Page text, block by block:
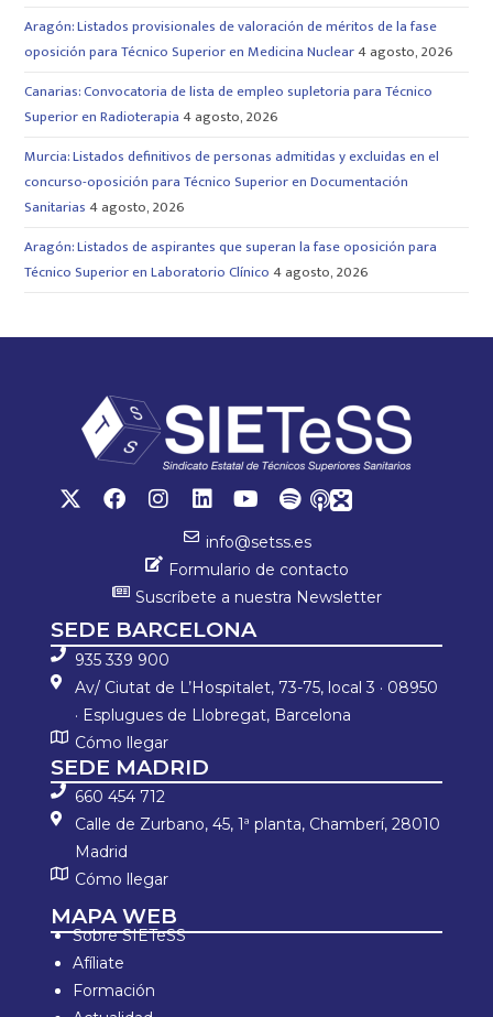
Aragón: Listados provisionales de valoración de méritos de la fase
oposición para Técnico Superior en Medicina Nuclear4 agosto, 2026
Canarias: Convocatoria de lista de empleo supletoria para Técnico
Superior en Radioterapia 4 agosto, 2026
Murcia: Listados definitivos de personas admitidas y excluidas en el
concurso-oposición para Técnico Superior en Documentación
Sanitarias 4 agosto, 2026
Aragón: Listados de aspirantes que superan la fase oposición para
Técnico Superior en Laboratorio Clínico 4 agosto, 2026
info@setss.es
Formulario de contacto
Suscríbete a nuestra Newsletter
SEDE BARCELONA
935 339 900
Av/ Ciutat de L’Hospitalet, 73-75, local 3 · 08950
· Esplugues de Llobregat, Barcelona
Cómo llegar
SEDE MADRID
660 454 712
Calle de Zurbano, 45, 1ª planta, Chamberí, 28010
Madrid
Cómo llegar
MAPA WEB
Sobre SIETeSS
Afíliate
Formación